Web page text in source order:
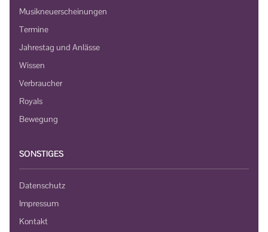
Musikneuerscheinungen
Termine
Jahrestag und Anlässe
Wissen
Verbraucher
Royals
Bewegung
SONSTIGES
Datenschutz
Impressum
Kontakt